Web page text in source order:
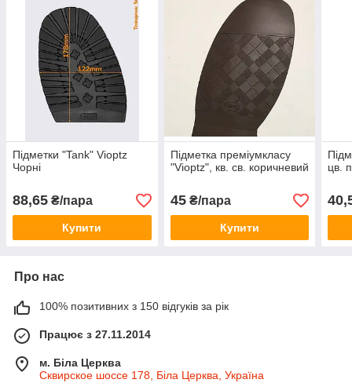
Підметки "Tank" Vioptz
Чорні
88,65 ₴/пара
Купити
Підметка преміумкласу
"Vioptz", кв. св. коричневий
45₴/пара
Купити
цв.
Про нас
100% позитивних з 150 відгуків за рік
Працює з 27.11.2014
м. Біла Церква
Сквирское шоссе 178, Біла Церква, Україна